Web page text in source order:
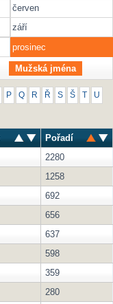
červen
září
prosinec
Mužská jména
P Q R Ř S Š U
Pořadí
2280
1258
692
656
637
598
359
280